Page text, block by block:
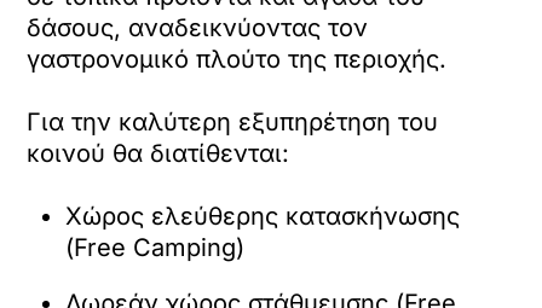
δάσους, αναδεικνύοντας τον
γαστρονομικό πλούτο της περιοχής.
Για την καλύτερη εξυπηρέτηση του
κοινού θα διατίθενται:
Χώρος ελεύθερης κατασκήνωσης
(Free Camping)